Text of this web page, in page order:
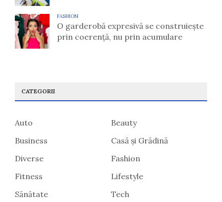
FASHION
O garderobă expresivă se construiește
prin coerență, nu prin acumulare
CATEGORII
Auto
Beauty
Business
Casă și Grădină
Diverse
Fashion
Fitness
Lifestyle
Sănătate
Tech